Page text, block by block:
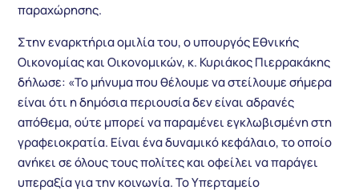
παραχώρησης.
Στην εναρκτήρια ομιλία του, ο υπουργός Εθνικής
Οικονομίας και Οικονομικών, κ. Κυριάκος Πιερρακάκης
δήλωσε: «Το μήνυμα που θέλουμε να στείλουμε σήμερα
είναι ότι η δημόσια περιουσία δεν είναι αδρανές
απόθεμα, ούτε μπορεί να παραμένει εγκλωβισμένη στη
γραφειοκρατία. Είναι ένα δυναμικό κεφάλαιο, το οποίο
ανήκει σε όλους τους πολίτες και οφείλει να παράγει
υπεραξία για την κοινωνία. Το Υπερταμείο